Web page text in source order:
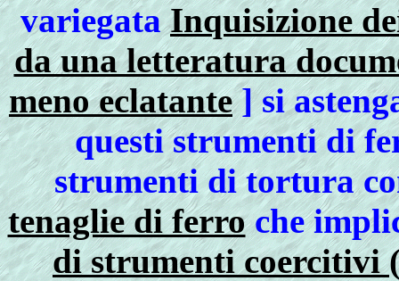
variegataInquisizione
da una letteratura
meno eclatante] si
questi strumenti di
strumenti di tortura
tenaglie di ferroche
di strumenti coercitivi